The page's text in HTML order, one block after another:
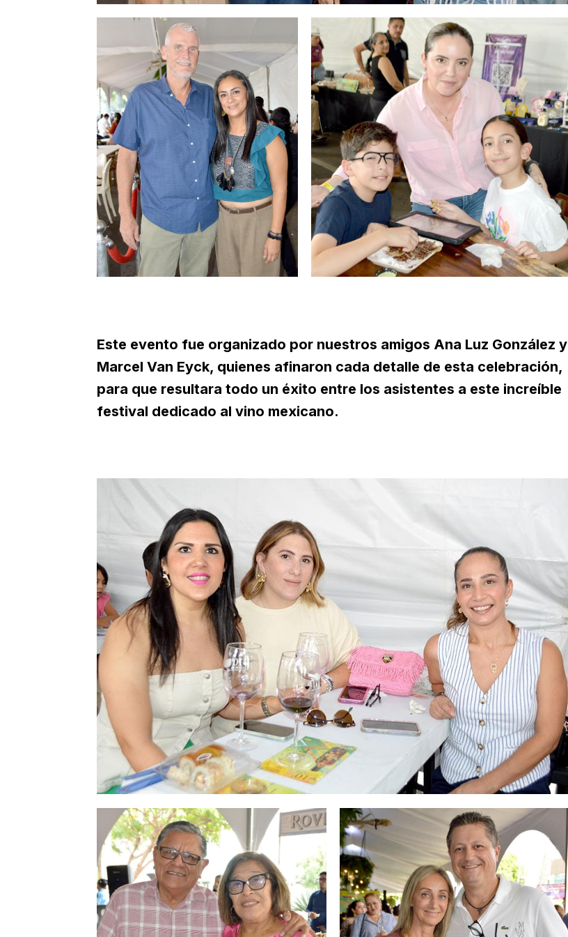
Este evento fue organizado por nuestros amigos Ana Luz González y
Marcel Van Eyck, quienes afinaron cada detalle de esta celebración,
para que resultara todo un éxito entre los asistentes a este increíble
festival dedicado al vino mexicano.